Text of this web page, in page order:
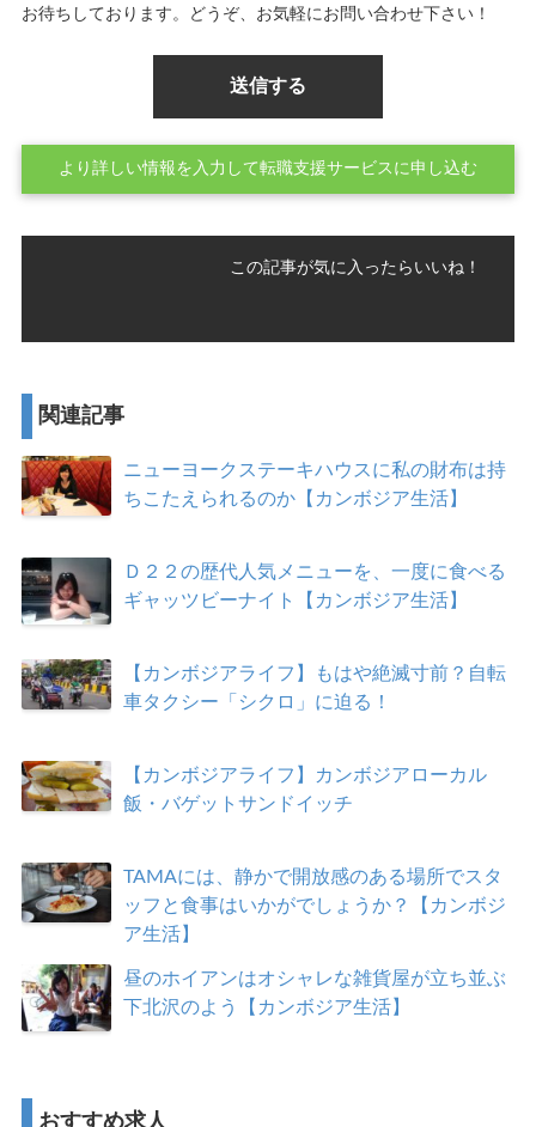
お待ちしております。どうぞ、お気軽にお問い合わせ下さい！
より詳しい情報を入力して転職支援サービスに申し込む
この記事が気に入ったらいいね！
関連記事
ニューヨークステーキハウスに私の財布は持
ちこたえられるのか【カンボジア生活】
Ｄ２２の歴代人気メニューを、一度に食べる
ギャッツビーナイト【カンボジア生活】
【カンボジアライフ】もはや絶滅寸前？自転
車タクシー「シクロ」に迫る！
【カンボジアライフ】カンボジアローカル
飯・バゲットサンドイッチ
TAMAには、静かで開放感のある場所でスタ
ッフと食事はいかがでしょうか？【カンボジ
ア生活】
昼のホイアンはオシャレな雑貨屋が立ち並ぶ
下北沢のよう【カンボジア生活】
おすすめ求人